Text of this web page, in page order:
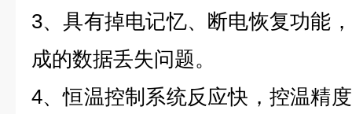
3、具有掉电记忆、断电恢复功能
成的数据丢失问题。
4、恒温控制系统反应快，控温精